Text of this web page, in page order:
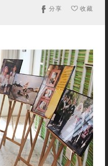
收藏
分享